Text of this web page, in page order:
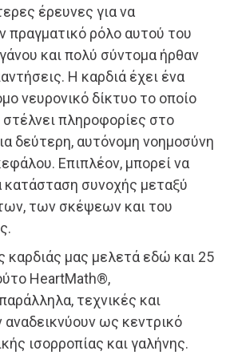
έρευνες για να
πραγματικό ρόλο αυτού του
και πολύ σύντομα ήρθαν
Η καρδιά έχει ένα
νευρονικό δίκτυο το οποίο
στέλνει πληροφορίες στο
δεύτερη, αυτόνομη νοημοσύνη
Επιπλέον, μπορεί να
κατάσταση συνοχής μεταξύ
των σκέψεων και του
καρδιάς μας μελετά εδώ και 25
HeartMath®,
τεχνικές και
αναδεικνύουν ως κεντρικό
ισορροπίας και γαλήνης.